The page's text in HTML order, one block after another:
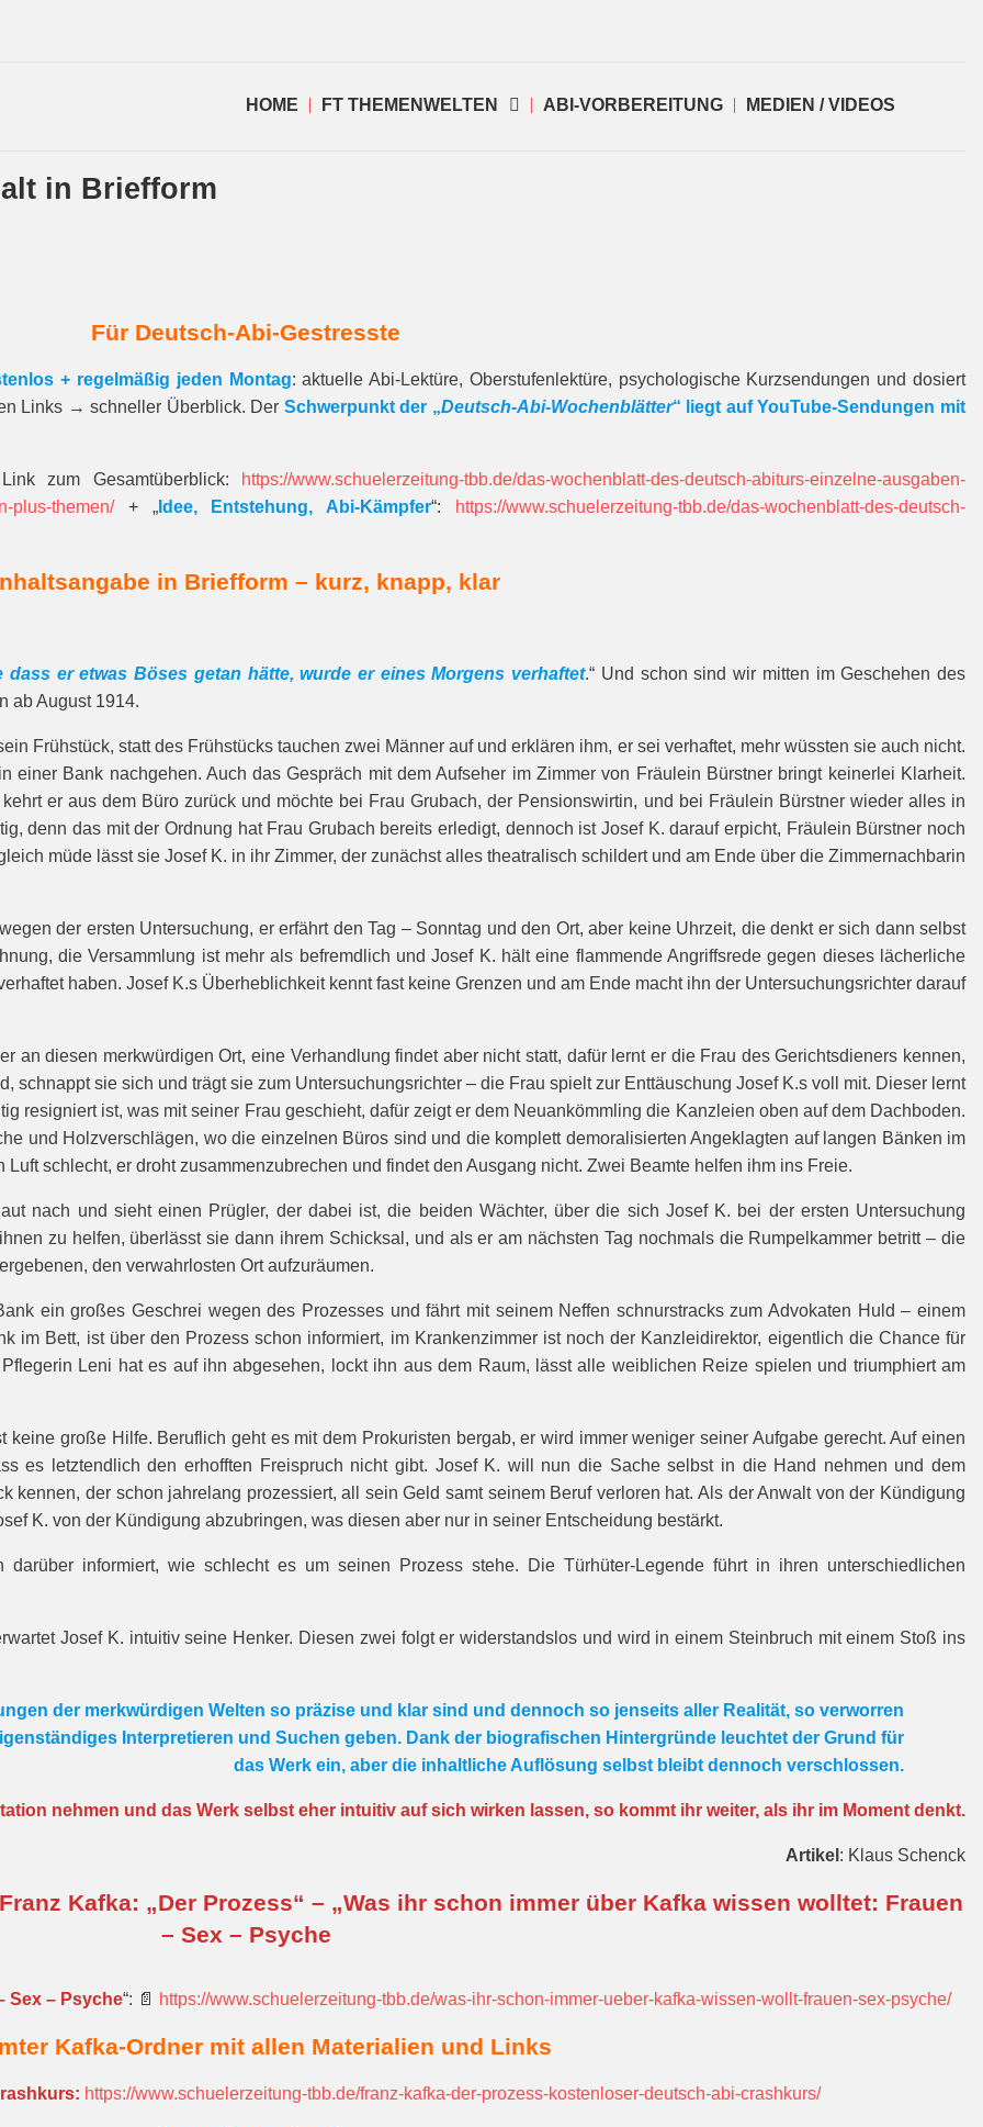
HOME FT THEMENWELTEN ABI-VORBEREITUNG MEDIEN / VIDEOS
in Briefform
Für Deutsch-Abi-Gestresste
+ regelmäßig jeden Montag: aktuelle Abi-Lektüre, Oberstufenlektüre, psychologische Kurzsendungen und dosiert
Links → schneller Überblick. Der Schwerpunkt der „Deutsch-Abi-Wochenblätter“ liegt auf YouTube-Sendungen mit
zum Gesamt­über­blick:
https://www.schuelerzeitung-tbb.de/das-wochenblatt-des-deutsch-abiturs-einzelne-ausgaben-
plus-themen/+ „Idee, Entstehung, Abi-Kämpfer“: https://www.schuelerzeitung-tbb.de/das-wochenblatt-des-deutsch-
in Briefform – kurz, knapp, klar
er etwas Böses getan hätte, wurde er eines Morgens verhaftet.“ Und schon sind wir mitten im Geschehen des
ab August 1914.
Frühstück, statt des Frühstücks tauchen zwei Männer auf und erklären ihm, er sei verhaftet, mehr wüssten sie auch nicht.
einer Bank nachgehen. Auch das Gespräch mit dem Aufseher im Zimmer von Fräulein Bürstner bringt keinerlei Klarheit.
er aus dem Büro zurück und möchte bei Frau Grubach, der Pensionswirtin, und bei Fräulein Bürstner wieder alles in
denn das mit der Ordnung hat Frau Grubach bereits erledigt, dennoch ist Josef K. darauf erpicht, Fräulein Bürstner noch
müde lässt sie Josef K. in ihr Zimmer, der zunächst alles theatralisch schildert und am Ende über die Zimmernachbarin
der ersten Untersuchung, er erfährt den Tag – Sonntag und den Ort, aber keine Uhrzeit, die denkt er sich dann selbst
die Versammlung ist mehr als befremdlich und Josef K. hält eine flammende Angriffsrede gegen dieses lächerliche
haben. Josef K.s Überheblichkeit kennt fast keine Grenzen und am Ende macht ihn der Untersuchungsrichter darauf
an diesen merkwürdigen Ort, eine Verhandlung findet aber nicht statt, dafür lernt er die Frau des Gerichtsdieners kennen,
schnappt sie sich und trägt sie zum Untersuchungsrichter – die Frau spielt zur Enttäuschung Josef K.s voll mit. Dieser lernt
resigniert ist, was mit seiner Frau geschieht, dafür zeigt er dem Neuankömmling die Kanzleien oben auf dem Dachboden.
und Holzverschlägen, wo die einzelnen Büros sind und die komplett demoralisierten Angeklagten auf langen Bänken im
schlecht, er droht zusammenzubrechen und findet den Ausgang nicht. Zwei Beamte helfen ihm ins Freie.
nach und sieht einen Prügler, der dabei ist, die beiden Wächter, über die sich Josef K. bei der ersten Untersuchung
zu helfen, überlässt sie dann ihrem Schicksal, und als er am nächsten Tag nochmals die Rumpelkammer betritt – die
den verwahrlosten Ort aufzuräumen.
ein großes Geschrei wegen des Prozesses und fährt mit seinem Neffen schnurstracks zum Advokaten Huld – einem
im Bett, ist über den Prozess schon informiert, im Krankenzimmer ist noch der Kanzleidirektor, eigentlich die Chance für
Leni hat es auf ihn abgesehen, lockt ihn aus dem Raum, lässt alle weiblichen Reize spielen und triumphiert am
keine große Hilfe. Beruflich geht es mit dem Prokuristen bergab, er wird immer weniger seiner Aufgabe gerecht. Auf einen
es letztendlich den erhofften Freispruch nicht gibt. Josef K. will nun die Sache selbst in die Hand nehmen und dem
kennen, der schon jahrelang prozessiert, all sein Geld samt seinem Beruf verloren hat. Als der Anwalt von der Kündigung
K. von der Kündigung abzubringen, was diesen aber nur in seiner Entscheidung bestärkt.
informiert, wie schlecht es um seinen Prozess stehe. Die Türhüter-Legende führt in ihren unterschiedlichen
Josef K. intuitiv seine Henker. Diesen zwei folgt er widerstandslos und wird in einem Steinbruch mit einem Stoß ins
der merkwürdigen Welten so präzise und klar sind und dennoch so jenseits aller Realität, so verworren
Interpretieren und Suchen geben. Dank der biografischen Hintergründe leuchtet der Grund für
das Werk ein, aber die inhaltliche Auflösung selbst bleibt dennoch verschlossen.
nehmen und das Werk selbst eher intuitiv auf sich wirken lassen, so kommt ihr weiter, als ihr im Moment denkt.
Artikel : Klaus Schenck
Kafka: „Der Prozess“ – „Was ihr schon immer über Kafka wissen wolltet: Frauen
– Sex – Psyche
Sex – Psyche“: 📄 https://www.schuelerzeitung-tbb.de/was-ihr-schon-immer-ueber-kafka-wissen-wollt-frauen-sex-psyche/
Kafka-Ordner mit allen Materialien und Links
https://www.schuelerzeitung-tbb.de/franz-kafka-der-prozess-kostenloser-deutsch-abi-crashkurs/